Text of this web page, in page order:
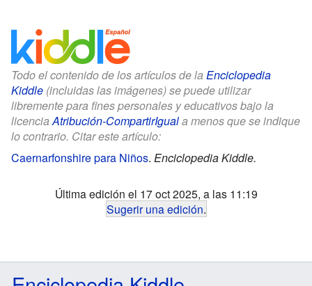
Todo el contenido de los artículos de la Enciclopedia
Kiddle (incluidas las imágenes) se puede utilizar
libremente para fines personales y educativos bajo la
licenciaAtribución-CompartirIguala menos que se indique
lo contrario. Citar este artículo:
Caernarfonshire para Niños. Enciclopedia Kiddle.
Última edición el 17 oct 2025, a las 11:19
Sugerir una edición.